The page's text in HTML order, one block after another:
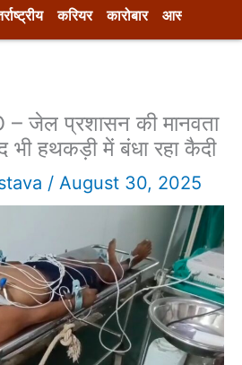
t
t
r
b
e
करियर कारोबार आस्था
जेल प्रशासन की मानवता
भी हथकड़ी में बंधा रहा कैदी
/ August 30, 2025